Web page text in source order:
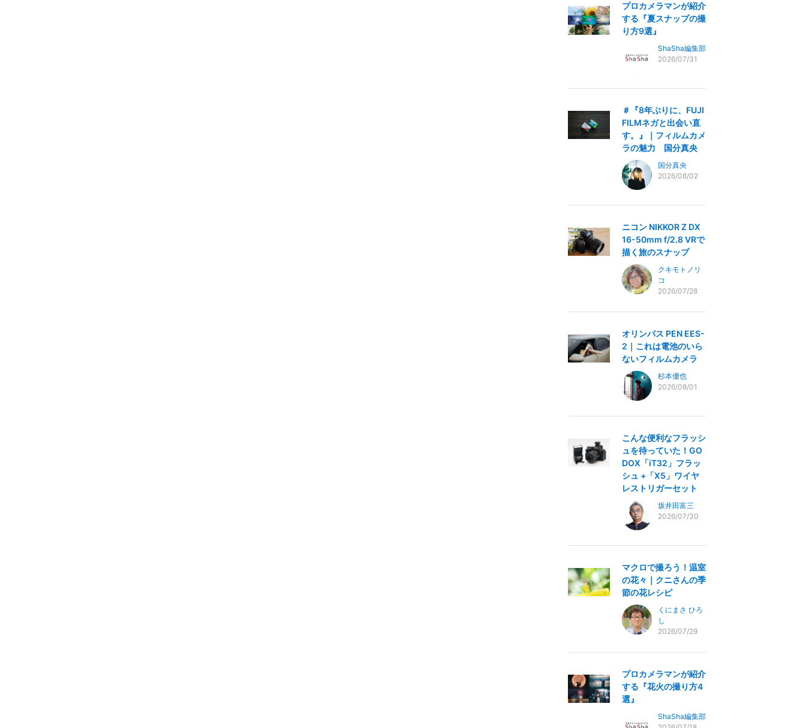
プロカメラマンが紹介
する『夏スナップの撮
り方9選』
ShaSha編集部
2026/07/31
＃『8年ぶりに、FUJI
FILMネガと出会い直
す。』｜フィルムカメ
ラの魅力 国分真央
国分真央
2026/08/02
ニコン NIKKOR Z DX
16-50mm f/2.8 VRで
描く旅のスナップ
クキモトノリ
コ
2026/07/28
オリンパス PEN EES-
2｜これは電池のいら
ないフィルムカメラ
杉本優也
2026/08/01
こんな便利なフラッシ
ュを待っていた！GO
DOX「iT32」フラッ
シュ +「X5」ワイヤ
レストリガーセット
坂井田富三
2026/07/30
マクロで撮ろう！温室
の花々｜クニさんの季
節の花レシピ
くにまさ ひろ
し
2026/07/29
プロカメラマンが紹介
する『花火の撮り方4
選』
ShaSha編集部